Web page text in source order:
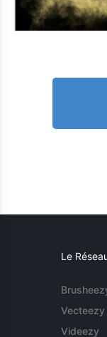
Le
Vecteezy
Videezy